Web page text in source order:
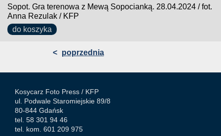
Sopot. Gra terenowa z Mewą Sopocianką. 28.04.2024 / fot.
Anna Rezulak / KFP
do koszyka
< poprzednia
Kosycarz Foto Press / KFP
ul. Podwale Staromiejskie 89/8
80-844 Gdańsk
tel. 58 301 94 46
tel. kom. 601 209 975